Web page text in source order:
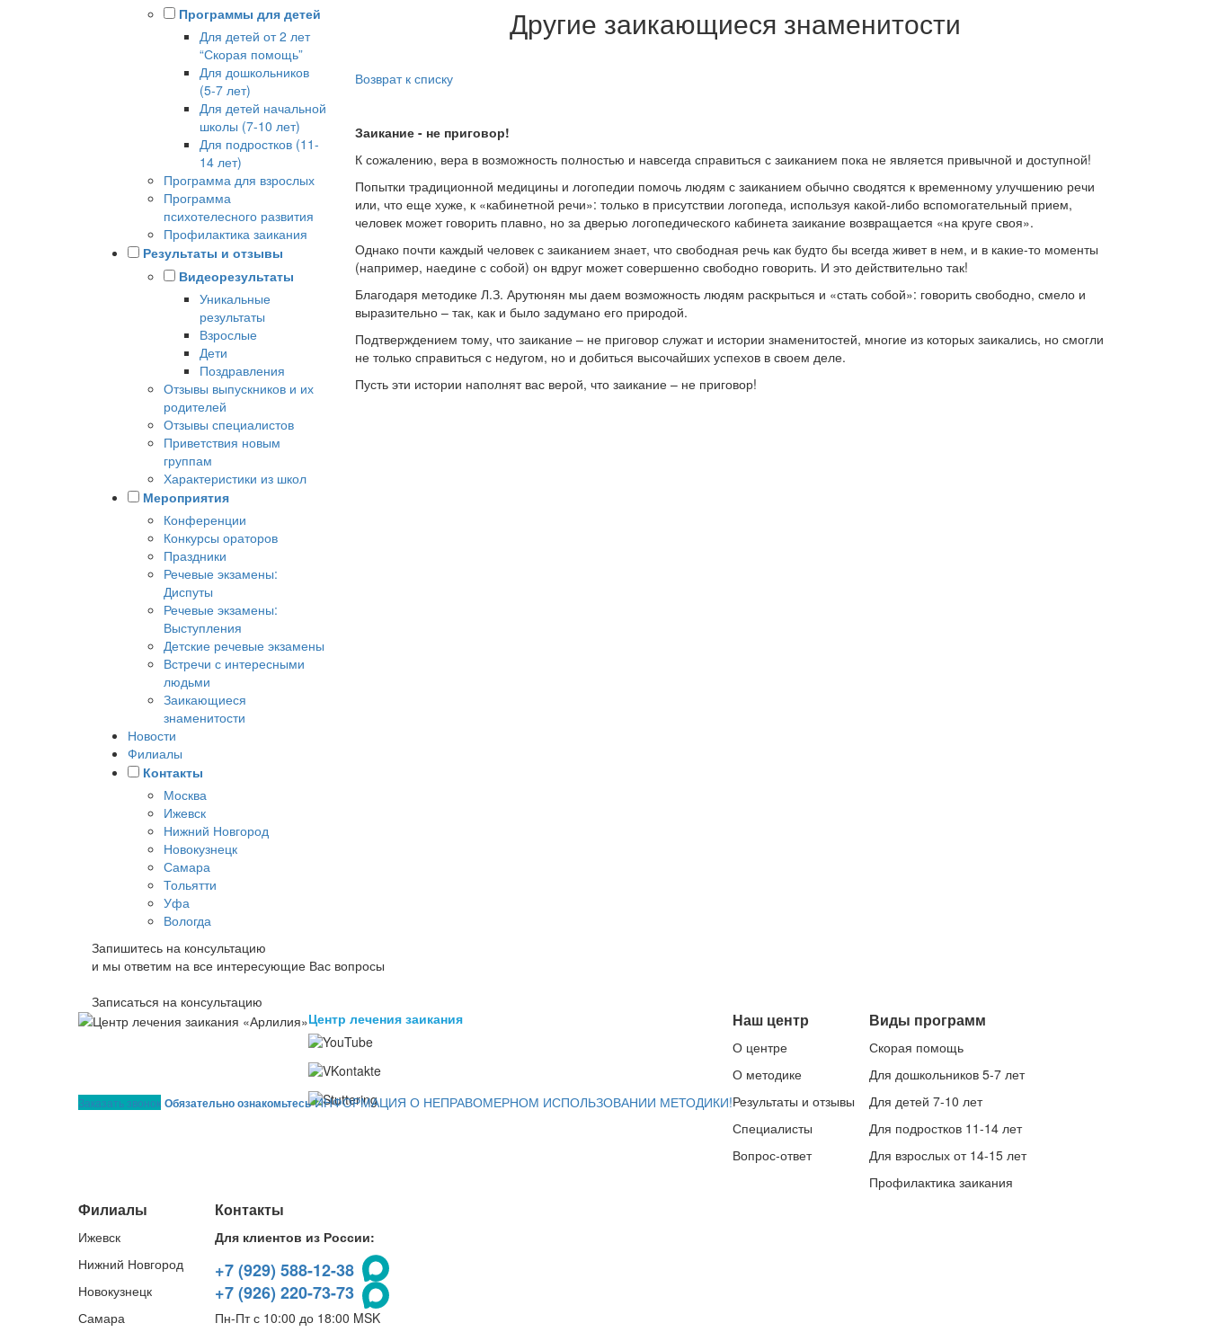
Программы для детей
Для детей от 2 лет
“Скорая помощь”
Для дошкольников
(5-7 лет)
Для детей начальной
школы (7-10 лет)
Для подростков (11-
14 лет)
Программа для взрослых
Программа
психотелесного развития
Профилактика заикания
Результаты и отзывы
Видеорезультаты
Уникальные
результаты
Взрослые
Дети
Поздравления
Отзывы выпускников и их
родителей
Отзывы специалистов
Приветствия новым
группам
Характеристики из школ
Мероприятия
Конференции
Конкурсы ораторов
Праздники
Речевые экзамены:
Диспуты
Речевые экзамены:
Выступления
Детские речевые экзамены
Встречи с интересными
людьми
Заикающиеся
знаменитости
Новости
Филиалы
Контакты
Москва
Ижевск
Нижний Новгород
Новокузнецк
Самара
Тольятти
Уфа
Вологда
Другие заикающиеся знаменитости
Возврат к списку
Заикание - не приговор!
К сожалению, вера в возможность полностью и навсегда справиться с заиканием пока не является привычной и доступной!
Попытки традиционной медицины и логопедии помочь людям с заиканием обычно сводятся к временному улучшению речи
или, что еще хуже, к «кабинетной речи»: только в присутствии логопеда, используя какой-либо вспомогательный прием,
человек может говорить плавно, но за дверью логопедического кабинета заикание возвращается «на круге своя».
Однако почти каждый человек с заиканием знает, что свободная речь как будто бы всегда живет в нем, и в какие-то моменты
(например, наедине с собой) он вдруг может совершенно свободно говорить. И это действительно так!
Благодаря методике Л.З. Арутюнян мы даем возможность людям раскрыться и «стать собой»: говорить свободно, смело и
выразительно – так, как и было задумано его природой.
Подтверждением тому, что заикание – не приговор служат и истории знаменитостей, многие из которых заикались, но смогли
не только справиться с недугом, но и добиться высочайших успехов в своем деле.
Пусть эти истории наполнят вас верой, что заикание – не приговор!
Запишитесь на консультацию
и мы ответим на все интересующие Вас вопросы
Записаться на консультацию
Центр лечения заикания
Заказать звонок Обязательно ознакомьтесь ИНФОРМАЦИЯ О НЕПРАВОМЕРНОМ ИСПОЛЬЗОВАНИИ МЕТОДИКИ!
Наш центр
О центре
О методике
Результаты и отзывы
Специалисты
Вопрос-ответ
Виды программ
Скорая помощь
Для дошкольников 5-7 лет
Для детей 7-10 лет
Для подростков 11-14 лет
Для взрослых от 14-15 лет
Профилактика заикания
Филиалы
Ижевск
Нижний Новгород
Новокузнецк
Самара
Контакты
Для клиентов из России:
+7 (929) 588-12-38
+7 (926) 220-73-73
Пн-Пт с 10:00 до 18:00 MSK